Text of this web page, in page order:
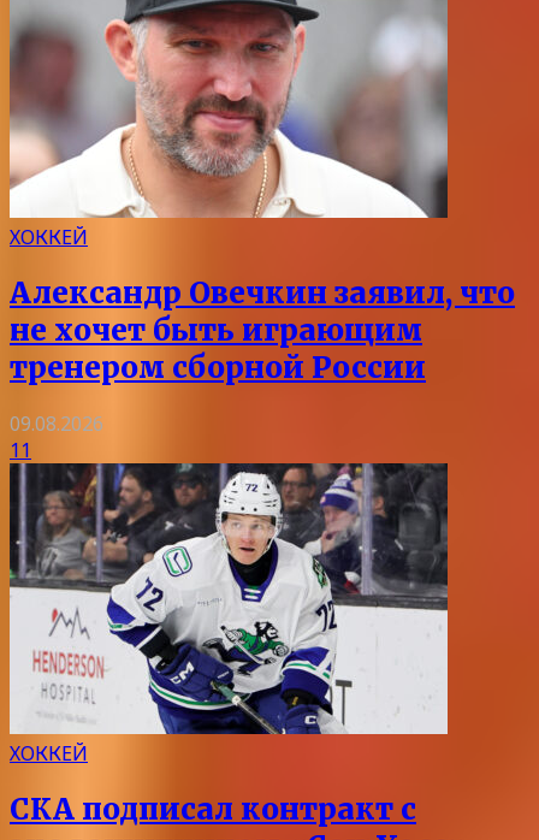
ХОККЕЙ
Александр Овечкин заявил, что
не хочет быть играющим
тренером сборной России
09.08.2026
11
ХОККЕЙ
СКА подписал контракт с